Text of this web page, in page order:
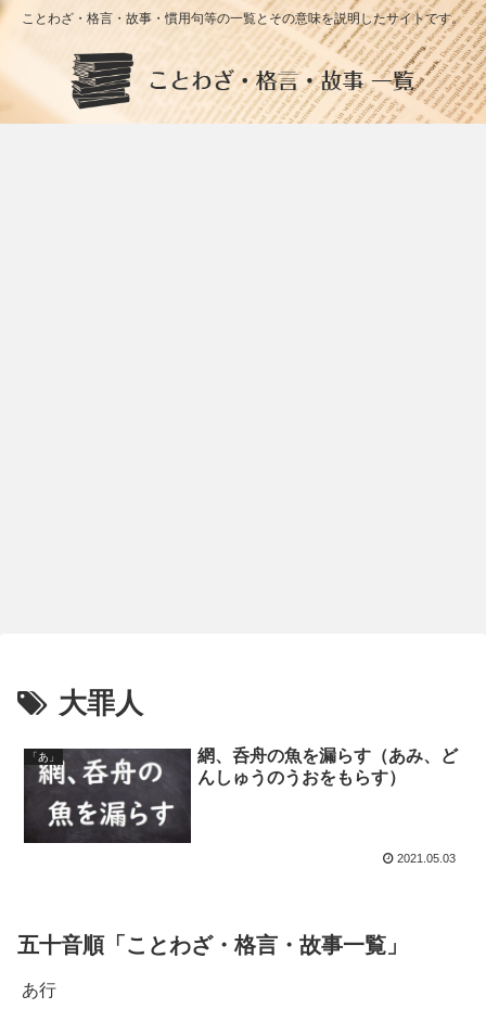
ことわざ・格言・故事・慣用句等の一覧とその意味を説明したサイトです。
大罪人
「あ」
網、呑舟の魚を漏らす（あみ、ど
んしゅうのうおをもらす）
2021.05.03
五十音順「ことわざ・格言・故事一覧」
あ行